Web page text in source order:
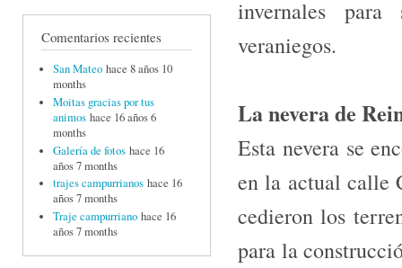
Comentarios recientes
San Mateo hace 8 años 10
months
Moitas gracias por tus
animos hace 16 años 6
months
Galería de fotos hace 16
años 7 months
trajes campurrianos hace 16
años 7 months
Traje campurriano hace 16
años 7 months
invernales
veraniegos.
La nevera de
Esta nevera se
en la ac­tual calle
cedieron los
para la